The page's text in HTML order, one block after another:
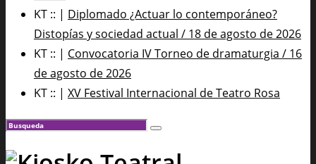
KT :: | Diplomado ¿Actuar lo contemporáneo?
Distopías y sociedad actual / 18 de agosto de 2026
KT :: | Convocatoria IV Torneo de dramaturgia / 16
de agosto de 2026
KT :: | XV Festival Internacional de Teatro Rosa